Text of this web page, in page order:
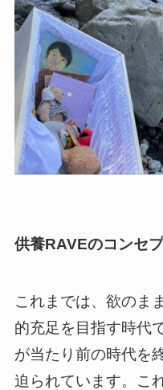
供養RAVEのコンセ
これまでは、欲のま
的充足を目指す時代
が当たり前の時代を
迫られています。こ